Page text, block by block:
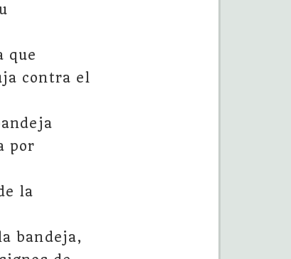
que
contra el
por
la
bandeja,